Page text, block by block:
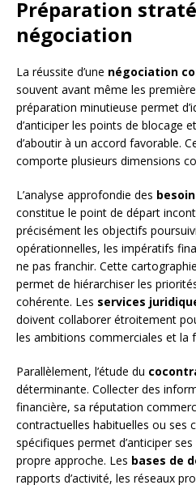
Préparation
négociation
La réussite d’une négociation
souvent avant même les
préparation minutieuse permet
d’anticiper les points de blocage
d’aboutir à un accord favorable.
comporte plusieurs dimensions
L’analyse approfondie des
constitue le point de départ
précisément les objectifs
opérationnelles, les impératifs
ne pas franchir. Cette
permet de hiérarchiser les
cohérente. Les services
doivent collaborer étroitement
les ambitions commerciales et la
Parallèlement, l’étude du
déterminante. Collecter des
financière, sa réputation
contractuelles habituelles ou ses
spécifiques permet d’anticiper
propre approche. Les bases de
rapports d’activité, les réseaux